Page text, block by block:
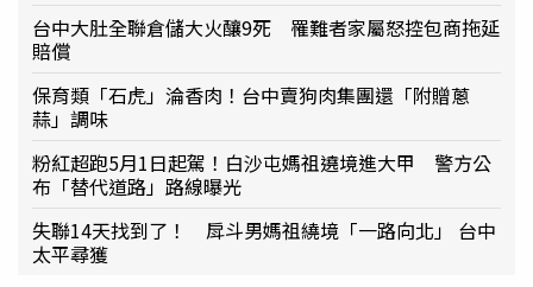
台中大肚全聯倉儲大火釀9死 罹難者家屬怒控包商拖延
賠償
保育類「石虎」淪香肉！台中賣狗肉集團還「附贈蔥
蒜」調味
粉紅超跑5月1日起駕！白沙屯媽祖遶境進大甲 警方公
布「替代道路」路線曝光
失聯14天找到了！ 戽斗男媽祖繞境「一路向北」 台中
太平尋獲